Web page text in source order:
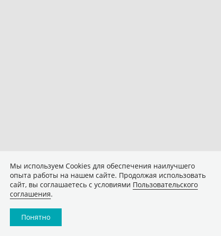
Мы используем Сookies для обеспечения наилучшего
опыта работы на нашем сайте. Продолжая использовать
сайт, вы соглашаетесь с условиями Пользовательского
соглашения.
Понятно